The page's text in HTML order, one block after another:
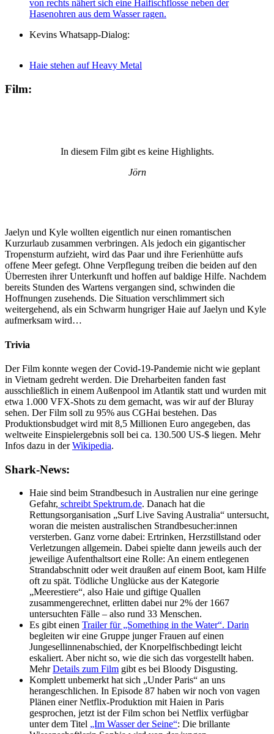
Kevins Whatsapp-Dialog:
Haie stehen auf Heavy Metal
Film:
In diesem Film gibt es keine Highlights.
Jörn
Jaelyn und Kyle wollten eigentlich nur einen romantischen
Kurzurlaub zusammen verbringen. Als jedoch ein gigantischer
Tropensturm aufzieht, wird das Paar und ihre Ferienhütte aufs
offene Meer gefegt. Ohne Verpflegung treiben die beiden auf den
Überresten ihrer Unterkunft und hoffen auf baldige Hilfe. Nachdem
bereits Stunden des Wartens vergangen sind, schwinden die
Hoffnungen zusehends. Die Situation verschlimmert sich
weitergehend, als ein Schwarm hungriger Haie auf Jaelyn und Kyle
aufmerksam wird…
Trivia
Der Film konnte wegen der Covid-19-Pandemie nicht wie geplant
in Vietnam gedreht werden. Die Dreharbeiten fanden fast
ausschließlich in einem Außenpool im Atlantik statt und wurden mit
etwa 1.000 VFX-Shots zu dem gemacht, was wir auf der Bluray
sehen. Der Film soll zu 95% aus CGHai bestehen. Das
Produktionsbudget wird mit 8,5 Millionen Euro angegeben, das
weltweite Einspielergebnis soll bei ca. 130.500 US-$ liegen. Mehr
Infos dazu in derWikipedia.
Shark-News:
Haie sind beim Strandbesuch in Australien nur eine geringe
Gefahr, schreibt Spektrum.de. Danach hat die
Rettungsorganisation „Surf Live Saving Australia“ untersucht,
woran die meisten australischen Strandbesucher:innen
versterben. Ganz vorne dabei: Ertrinken, Herzstillstand oder
Verletzungen allgemein. Dabei spielte dann jeweils auch der
jeweilige Aufenthaltsort eine Rolle: An einem entlegenen
Strandabschnitt oder weit draußen auf einem Boot, kam Hilfe
oft zu spät. Tödliche Unglücke aus der Kategorie
„Meerestiere“, also Haie und giftige Quallen
zusammengerechnet, erlitten dabei nur 2% der 1667
untersuchten Fälle – also rund 33 Menschen.
Es gibt einen Trailer für „Something in the Water“. Darin
begleiten wir eine Gruppe junger Frauen auf einen
Jungesellinnenabschied, der Knorpelfischbedingt leicht
eskaliert. Aber nicht so, wie die sich das vorgestellt haben.
MehrDetails zum Film gibt es bei Bloody Disgusting.
Komplett unbemerkt hat sich „Under Paris“ an uns
herangeschlichen. In Episode 87 haben wir noch von vagen
Plänen einer Netflix-Produktion mit Haien in Paris
gesprochen, jetzt ist der Film schon bei Netflix verfügbar
unter dem Titel „Im Wasser der Seine“: Die brillante